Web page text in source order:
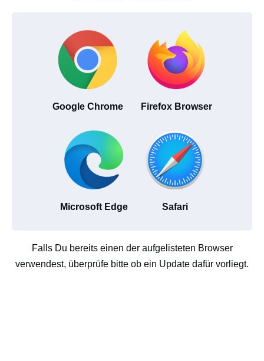
Google Chrome Firefox Browser
Microsoft Edge Safari
Falls Du bereits einen der aufgelisteten Browser
verwendest, überprüfe bitte ob ein Update dafür vorliegt.